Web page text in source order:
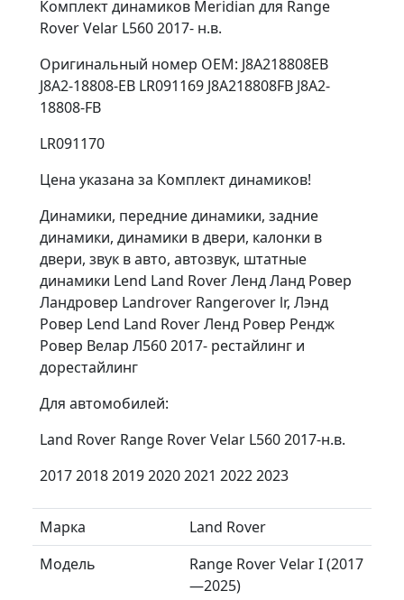
Комплект динамиков Meridian для Range
Rover Velar L560 2017- н.в.
Оригинальный номер OEM: J8A218808EB
J8A2-18808-EB LR091169 J8A218808FB J8A2-
18808-FB
LR091170
Цена указана за Комплект динамиков!
Динамики, передние динамики, задние
динамики, динамики в двери, калонки в
двери, звук в авто, автозвук, штатные
динамики Lend Land Rover Ленд Ланд Ровер
Ландровер Landrover Rangerover lr, Лэнд
Ровер Lend Land Rover Ленд Ровер Рендж
Ровер Велар Л560 2017- рестайлинг и
дорестайлинг
Для автомобилей:
Land Rover Range Rover Velar L560 2017-н.в.
2017 2018 2019 2020 2021 2022 2023
Марка
Land Rover
Модель
Range Rover Velar I (2017
—2025)